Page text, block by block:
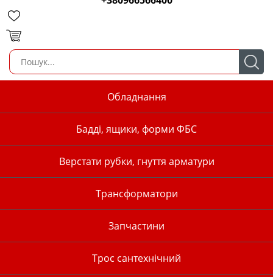
Обладнання
Бадді, ящики, форми ФБС
Верстати рубки, гнуття арматури
Трансформатори
Запчастини
Трос сантехнічний